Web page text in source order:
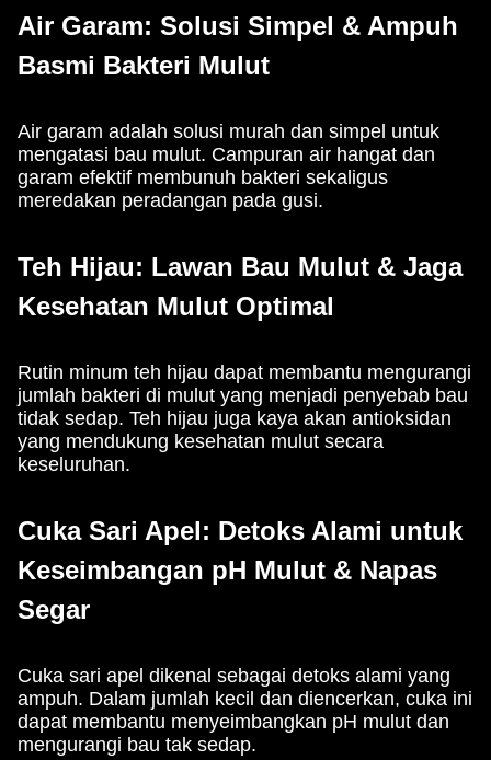
Air Garam: Solusi Simpel & Ampuh
Basmi Bakteri Mulut
Air garam adalah solusi murah dan simpel untuk
mengatasi bau mulut. Campuran air hangat dan
garam efektif membunuh bakteri sekaligus
meredakan peradangan pada gusi.
Teh Hijau: Lawan Bau Mulut & Jaga
Kesehatan Mulut Optimal
Rutin minum teh hijau dapat membantu mengurangi
jumlah bakteri di mulut yang menjadi penyebab bau
tidak sedap. Teh hijau juga kaya akan antioksidan
yang mendukung kesehatan mulut secara
keseluruhan.
Cuka Sari Apel: Detoks Alami untuk
Keseimbangan pH Mulut & Napas
Segar
Cuka sari apel dikenal sebagai detoks alami yang
ampuh. Dalam jumlah kecil dan diencerkan, cuka ini
dapat membantu menyeimbangkan pH mulut dan
mengurangi bau tak sedap.